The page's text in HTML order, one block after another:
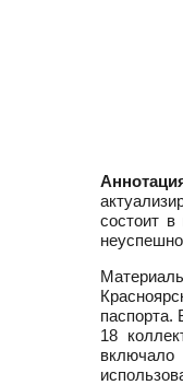
состоит в
паспорта.
18
включало